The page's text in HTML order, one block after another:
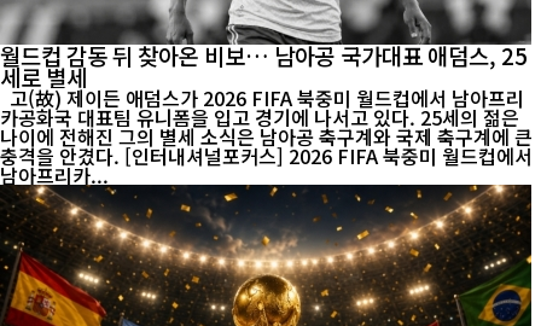
월드컵 감동 뒤 찾아온 비보… 남아공 국가대표 애덤스, 25
세로 별세
카공화국 대표팀 유니폼을 입고 경기에 나서고 있다. 25세의 젊은
나이에 전해진 그의 별세 소식은 남아공 축구계와 국제 축구계에 큰
충격을 안겼다. [인터내셔널포커스] 2026 FIFA 북중미 월드컵에서
남아프리카...